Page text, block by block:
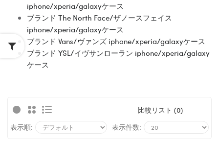
iphone/xperia/galaxyケース
ブランド The North Face/ザノースフェイス
iphone/xperia/galaxyケース
ブランド Vans/ヴァンズ iphone/xperia/galaxyケース
ブランド YSL/イヴサンローラン iphone/xperia/galaxy
ケース
比較リスト (0)
表示順:
表示件数: